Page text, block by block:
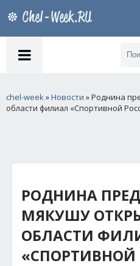
chel-week»Новости » Роднина
области филиал «Спортивной
РОДНИНА
МЯКУШУ
ОБЛАСТИ
«СПОРТИВНОЙ